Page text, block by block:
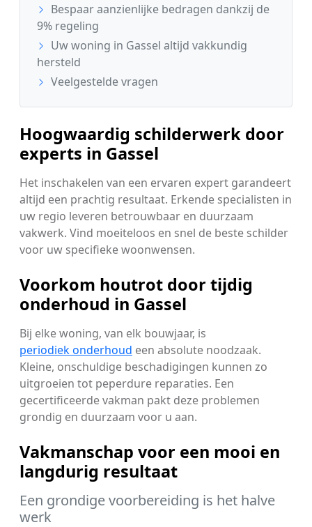
Bespaar aanzienlijke bedragen dankzij de
9% regeling
Uw woning in Gassel altijd vakkundig
hersteld
Veelgestelde vragen
Hoogwaardig schilderwerk door
experts in Gassel
Het inschakelen van een ervaren expert garandeert
altijd een prachtig resultaat. Erkende specialisten in
uw regio leveren betrouwbaar en duurzaam
vakwerk. Vind moeiteloos en snel de beste schilder
voor uw specifieke woonwensen.
Voorkom houtrot door tijdig
onderhoud in Gassel
Bij elke woning, van elk bouwjaar, is
periodiek onderhoud een absolute noodzaak.
Kleine, onschuldige beschadigingen kunnen zo
uitgroeien tot peperdure reparaties. Een
gecertificeerde vakman pakt deze problemen
grondig en duurzaam voor u aan.
Vakmanschap voor een mooi en
langdurig resultaat
Een grondige voorbereiding is het halve
werk